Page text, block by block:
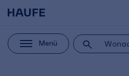
Menü